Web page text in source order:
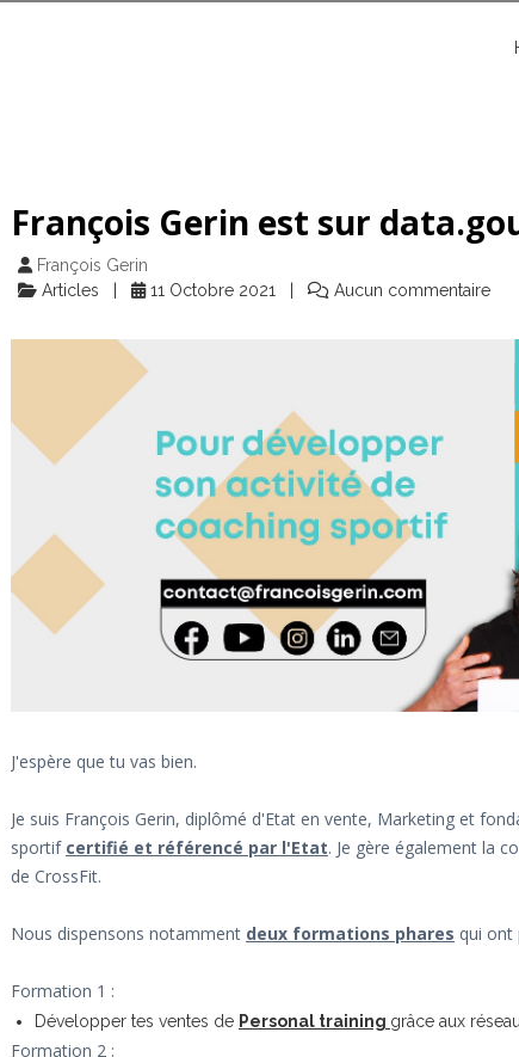
François Gerin est sur
François Gerin
Articles
11 Octobre 2021 Aucun commentaire
J'espère que tu vas bien.
Je suis François Gerin, diplômé d'Etat en vente, Marketing et
sportif certifié et référencé par l'Etat. Je gère également la
de CrossFit.
Nous dispensons notamment deux formations phares qui ont
Formation 1 :
Développer tes ventes de Personal training grâce aux
Formation 2 :